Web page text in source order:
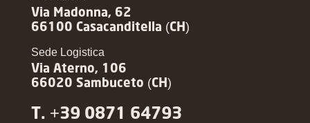
Via Madonna, 62
66100 Casacanditella (CH)
Sede Logistica
Via Aterno, 106
66020 Sambuceto (CH)
T. +39 0871 64793